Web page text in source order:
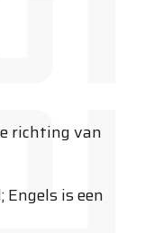
richting van
Engels is een